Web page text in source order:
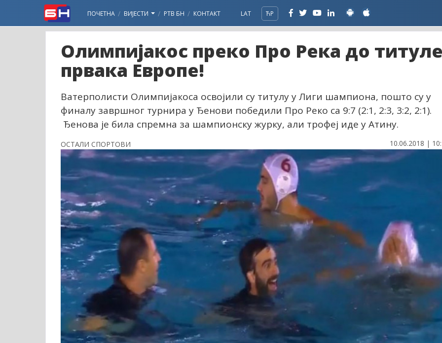
ПОЧЕТНА ВИЈЕСТИ РТВ БН КОНТАКТ LAT ЋР
Олимпијакос преко Про Река до
првака Европе!
Ватерполисти Олимпијакоса освојили су титулу у Лиги шампиона, пошто су у
финалу завршног турнира у Ђенови победили Про Реко са 9:7 (2:1, 2:3, 3:2, 2:1).
Ђенова је била спремна за шампионску журку, али трофеј иде у Атину.
ОСТАЛИ СПОРТОВИ 10.06.2018 |